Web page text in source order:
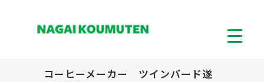
コーヒーメーカー ツインバード遂